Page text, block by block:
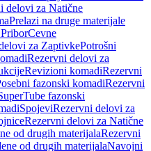
delovi za Natične
Prelazi na druge materijale
Cevne
za ZaptivkePotrošni
Rezervni delovi za
Revizioni komadiRezervni
fazonski komadiRezervni
fazonski
SpojeviRezervni delovi za
Rezervni delovi za Natične
od drugih materijalaRezervni
od drugih materijalaNavojni